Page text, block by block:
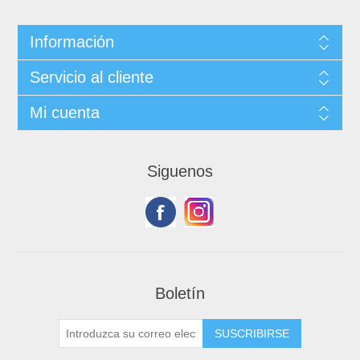
Información
Servicio al cliente
Mi cuenta
Siguenos
Boletín